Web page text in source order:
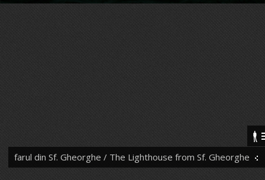
farul din Sf. Gheorghe / The Lighthouse from Sf. Gheorghe